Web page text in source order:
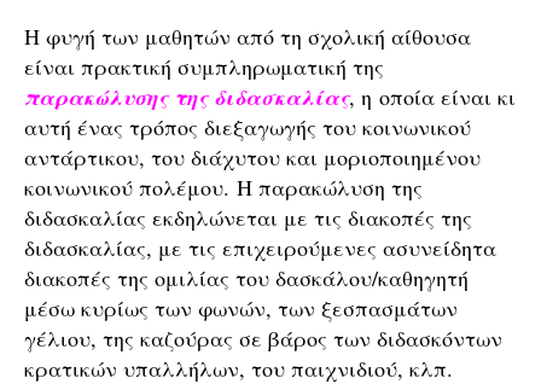
Η φυγή των μαθητών από τη σχολική αίθουσα
είναι πρακτική συμπληρωματική της
παρακώλυσης της διδασκαλίας, η οποία είναι κι
αυτή ένας τρόπος διεξαγωγής του κοινωνικού
αντάρτικου, του διάχυτου και μοριοποιημένου
κοινωνικού πολέμου. Η παρακώλυση της
διδασκαλίας εκδηλώνεται με τις διακοπές της
διδασκαλίας, με τις επιχειρούμενες ασυνείδητα
διακοπές της ομιλίας του δασκάλου/καθηγητή
μέσω κυρίως των φωνών, των ξεσπασμάτων
γέλιου, της καζούρας σε βάρος των διδασκόντων
κρατικών υπαλλήλων, του παιχνιδιού, κλπ.